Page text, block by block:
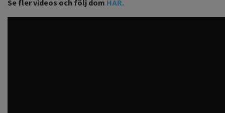
Se fler videos och följ dom HÄR.